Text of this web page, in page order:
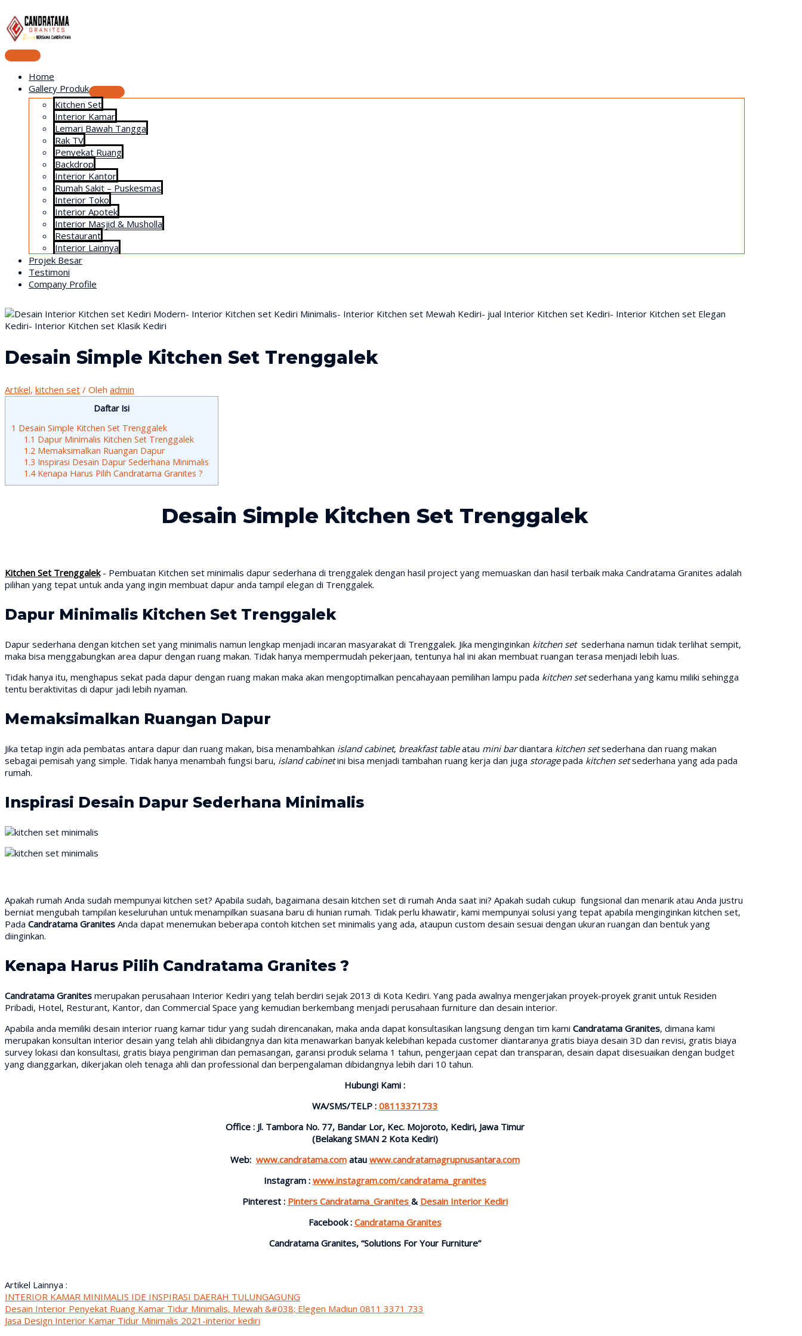
ke
konten
Menu
Utama
Home
Gallery Produk
Menu
Toggle
Kitchen Set
Interior Kamar
Lemari Bawah Tangga
Rak TV
Penyekat Ruang
Backdrop
Interior Kantor
Rumah Sakit – Puskesmas
Interior Toko
Interior Apotek
Interior Masjid & Musholla
Restaurant
Interior Lainnya
Projek Besar
Testimoni
Company Profile
Desain Simple Kitchen Set Trenggalek
Artikel, kitchen set / Oleh admin
Daftar Isi
1 Desain Simple Kitchen Set Trenggalek
1.1 Dapur Minimalis Kitchen Set Trenggalek
1.2 Memaksimalkan Ruangan Dapur
1.3 Inspirasi Desain Dapur Sederhana Minimalis
1.4Kenapa Harus Pilih Candratama Granites ?
Desain Simple Kitchen Set Trenggalek
Kitchen Set Trenggalek- Pembuatan Kitchen set minimalis dapur sederhana di trenggalek dengan hasil project yang memuaskan dan hasil terbaik maka Candratama Granites adalah
pilihan yang tepat untuk anda yang ingin membuat dapur anda tampil elegan di Trenggalek.
Dapur Minimalis Kitchen Set Trenggalek
Dapur sederhana dengan kitchen set yang minimalis namun lengkap menjadi incaran masyarakat di Trenggalek. Jika menginginkan kitchen set sederhana namun tidak terlihat sempit,
maka bisa menggabungkan area dapur dengan ruang makan. Tidak hanya mempermudah pekerjaan, tentunya hal ini akan membuat ruangan terasa menjadi lebih luas.
Tidak hanya itu, menghapus sekat pada dapur dengan ruang makan maka akan mengoptimalkan pencahayaan pemilihan lampu pada kitchen setsederhana yang kamu miliki sehingga
tentu beraktivitas di dapur jadi lebih nyaman.
Memaksimalkan Ruangan Dapur
Jika tetap ingin ada pembatas antara dapur dan ruang makan, bisa menambahkan island cabinet, breakfast tableatau mini bardiantara kitchen setsederhana dan ruang makan
sebagai pemisah yang simple. Tidak hanya menambah fungsi baru, island cabinetini bisa menjadi tambahan ruang kerja dan juga storagepada kitchen setsederhana yang ada pada
rumah.
Inspirasi Desain Dapur Sederhana Minimalis
Apakah rumah Anda sudah mempunyai kitchen set? Apabila sudah, bagaimana desain kitchen set di rumah Anda saat ini? Apakah sudah cukup fungsional dan menarik atau Anda justru
berniat mengubah tampilan keseluruhan untuk menampilkan suasana baru di hunian rumah. Tidak perlu khawatir, kami mempunyai solusi yang tepat apabila menginginkan kitchen set,
Pada Candratama Granites Anda dapat menemukan beberapa contoh kitchen set minimalis yang ada, ataupun custom desain sesuai dengan ukuran ruangan dan bentuk yang
diinginkan.
Kenapa Harus Pilih Candratama Granites ?
Candratama Granites merupakan perusahaan Interior Kediri yang telah berdiri sejak 2013 di Kota Kediri. Yang pada awalnya mengerjakan proyek-proyek granit untuk Residen
Pribadi, Hotel, Resturant, Kantor, dan Commercial Space yang kemudian berkembang menjadi perusahaan furniture dan desain interior.
Apabila anda memiliki desain interior ruang kamar tidur yang sudah direncanakan, maka anda dapat konsultasikan langsung dengan tim kami Candratama Granites, dimana kami
merupakan konsultan interior desain yang telah ahli dibidangnya dan kita menawarkan banyak kelebihan kepada customer diantaranya gratis biaya desain 3D dan revisi, gratis biaya
survey lokasi dan konsultasi, gratis biaya pengiriman dan pemasangan, garansi produk selama 1 tahun, pengerjaan cepat dan transparan, desain dapat disesuaikan dengan budget
yang dianggarkan, dikerjakan oleh tenaga ahli dan professional dan berpengalaman dibidangnya lebih dari 10 tahun.
Hubungi Kami :
WA/SMS/TELP : 08113371733
Office : Jl. Tambora No. 77, Bandar Lor, Kec. Mojoroto, Kediri, Jawa Timur
(Belakang SMAN 2 Kota Kediri)
Web: www.candratama.com atau www.candratamagrupnusantara.com
Instagram : www.instagram.com/candratama_granites
Pinterest : Pinters Candratama_Granites & Desain Interior Kediri
Facebook : Candratama Granites
Candratama Granites, “Solutions For Your Furniture”
Artikel Lainnya :
INTERIOR KAMAR MINIMALIS IDE INSPIRASI DAERAH TULUNGAGUNG
Desain Interior Penyekat Ruang Kamar Tidur Minimalis, Mewah &#038; Elegen Madiun 0811 3371 733
Jasa Design Interior Kamar Tidur Minimalis 2021-interior kediri